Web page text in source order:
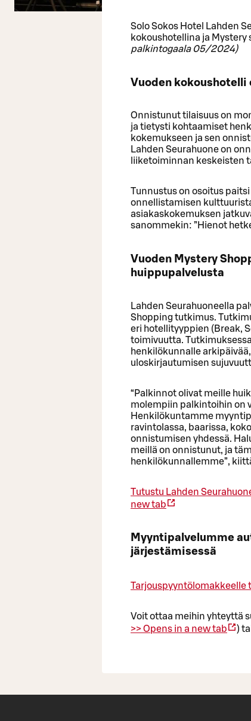
Solo Sokos Hotel Lahden
kokoushotellina ja
palkintogaala 05/2024)
Vuoden
Onnistunut tilaisuus on
ja tietysti kohtaamiset
kokemukseen ja sen
Lahden Seurahuone on
liiketoiminnan keskeisten
Tunnustus on osoitus
onnellistamisen
asiakaskokemuksen
sanommekin: ”Hienot
Vuoden Mystery
huippupalvelusta
Lahden Seurahuoneella
Shopping tutkimus.
eri hotellityyppien (Break,
toimivuutta.
henkilökunnalle
uloskirjautumisen
“Palkinnot olivat meille
molempiin palkintoihin on
Henkilökuntamme
ravintolassa, baarissa,
onnistumisen yhdessä.
meillä on onnistunut, ja
henkilökunnallemme”,
Tutustu Lahden
new tab
Myyntipalvelumme
järjestämisessä
Tarjouspyyntölomakkeelle
Voit ottaa meihin yhteyttä
>>Opens in a new tab )